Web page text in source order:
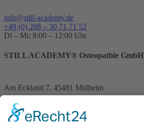
info@still-academy.de
+49 (0) 208 – 30 71 71 52
Di – Mi: 8:00 – 12:00 Uhr
STILL ACADEMY® Osteopathie GmbH
Am Eckland 7, 45481 Mülheim
Ausbildungsorte:
Leipzig&Oberhausen&Mülheim